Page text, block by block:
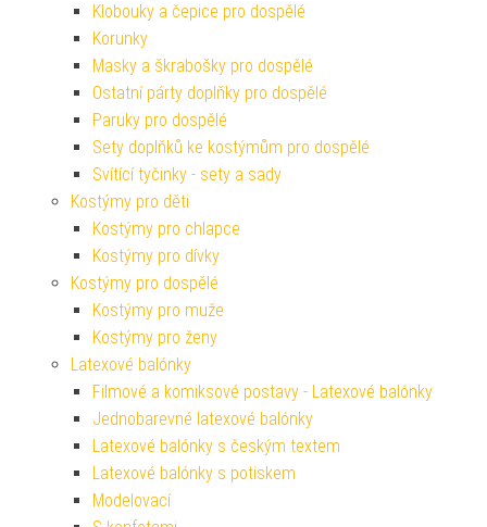
Klobouky a čepice pro dospělé
Korunky
Masky a škrabošky pro dospělé
Ostatní párty doplňky pro dospělé
Paruky pro dospělé
Sety doplňků ke kostýmům pro dospělé
Svítící tyčinky - sety a sady
Kostýmy pro děti
Kostýmy pro chlapce
Kostýmy pro dívky
Kostýmy pro dospělé
Kostýmy pro muže
Kostýmy pro ženy
Latexové balónky
Filmové a komiksové postavy - Latexové balónky
Jednobarevné latexové balónky
Latexové balónky s českým textem
Latexové balónky s potiskem
Modelovací